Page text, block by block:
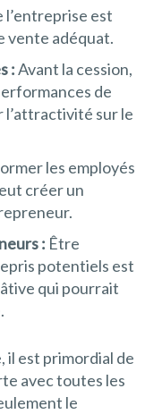
est
vente adéquat.
:Avant la cession,
de
l’attractivité sur le
les employés
créer un
: Être
potentiels est
qui pourrait
il est primordial de
avec toutes les
le